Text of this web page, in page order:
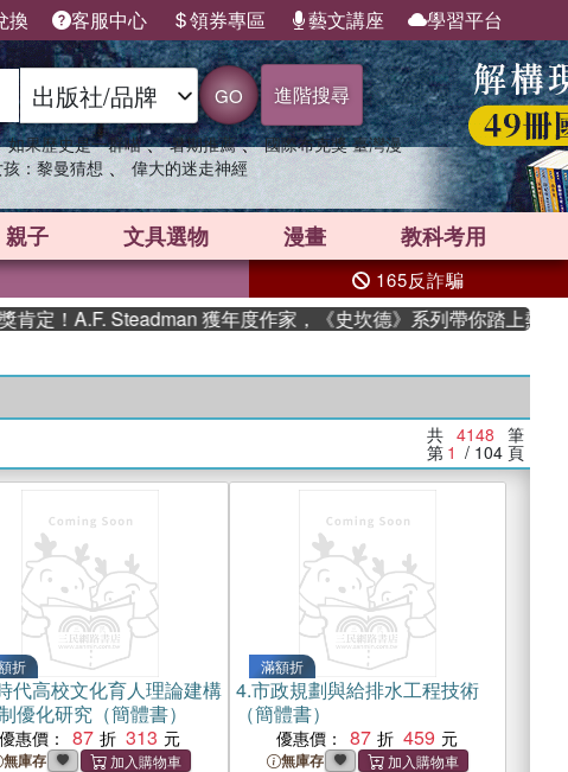
換 客服中心 領券專區 藝文講座 學習平台
GO 進階搜尋
如果歷史是一群喵 、 暑期推薦 、 國際布克獎 臺灣漫
：黎曼猜想 、 偉大的迷走神經
親子 文具選物 漫畫 教科考用
165反詐騙
A.F. Steadman 獲年度作家，《史坎德》系列帶你踏上熱血奇幻旅程
共 4148 筆
第 1 / 104 頁
折
代高校文化育人理論建構
優化研究（簡體書）
優惠價： 87 313
無庫存
滿額折
4.市政規劃與給排水工程技術
（簡體書）
優惠價： 87 459
無庫存